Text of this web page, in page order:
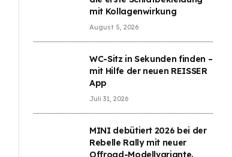
mit Kollagenwirkung
August 5, 2026
WC-Sitz in Sekunden finden –
mit Hilfe der neuen REISSER
App
Juli 31, 2026
MINI debütiert 2026 bei der
Rebelle Rally mit neuer
Offroad-Modellvariante.